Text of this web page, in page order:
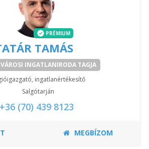
PRÉMIUM
TAMÁS
VÁROSI INGATLANIRODA TAGJA
ingatlanértékesítő
Salgótarján
+36 (70) 439 8123
MEGBÍZOM